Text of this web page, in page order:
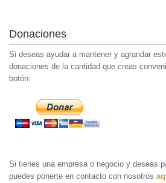
Donaciones
Si deseas ayudar a mantener y agrandar
donaciones de la cantidad que creas
botón:
Si tienes una empresa o negocio y deseas
puedes ponerte en contacto con nosotros